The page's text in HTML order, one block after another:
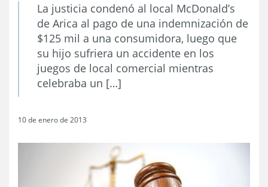
La justicia condenó al local McDonald’s
de Arica al pago de una indemnización de
$125 mil a una consumidora, luego que
su hijo sufriera un accidente en los
juegos de local comercial mientras
celebraba un […]
10 de enero de 2013